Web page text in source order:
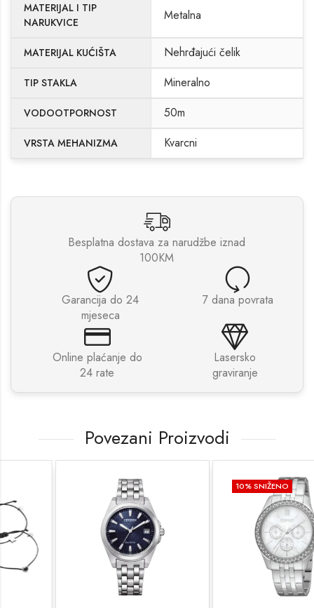
MATERIJAL I TIP
NARUKVICE
Metalna
MATERIJAL KUĆIŠTA Nehrđajući čelik
TIP STAKLA Mineralno
VODOOTPORNOST 50m
VRSTA MEHANIZMA Kvarcni
Besplatna dostava za narudžbe iznad
100KM
Garancija do 24
mjeseca
7 dana povrata
Online plaćanje do
24 rate
Lasersko
graviranje
Povezani Proizvodi
% SNIŽENO